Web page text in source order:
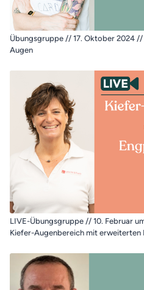
Übungsgruppe // 17. Oktober 2024
Augen
LIVE-Übungsgruppe // 10. Februar
Kiefer-Augenbereich mit erweiterten